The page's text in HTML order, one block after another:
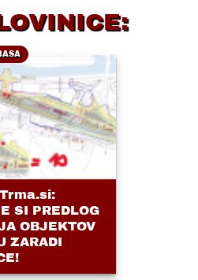
SI PREDLOG
OBJEKTOV
ZARADI